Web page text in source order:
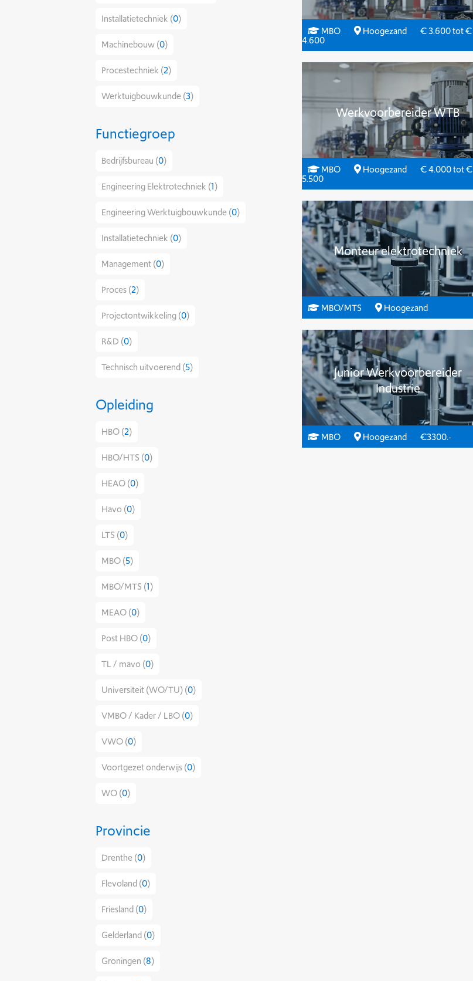
Installatietechniek (0)
Machinebouw (0)
Procestechniek (2)
Werktuigbouwkunde (3)
Functiegroep
Bedrijfsbureau (0)
Engineering Elektrotechniek (1)
Engineering Werktuigbouwkunde (0)
Installatietechniek (0)
Management (0)
Proces (2)
Projectontwikkeling (0)
R&D (0)
Technisch uitvoerend (5)
Opleiding
HBO (2)
HBO/HTS (0)
HEAO (0)
Havo (0)
LTS (0)
MBO (5)
MBO/MTS (1)
MEAO (0)
Post HBO (0)
TL / mavo (0)
Universiteit (WO/TU) (0)
VMBO / Kader / LBO (0)
VWO (0)
Voortgezet onderwijs (0)
WO (0)
Provincie
Drenthe (0)
Flevoland (0)
Friesland (0)
Gelderland (0)
Groningen (8)
MBO Hoogezand € 3.600 tot €
4.600
Werkvoorbereider WTB
MBO Hoogezand € 4.000 tot €
5.500
Monteur elektrotechniek
MBO/MTS Hoogezand
Junior Werkvoorbereider
Industrie
MBO Hoogezand €3300.-